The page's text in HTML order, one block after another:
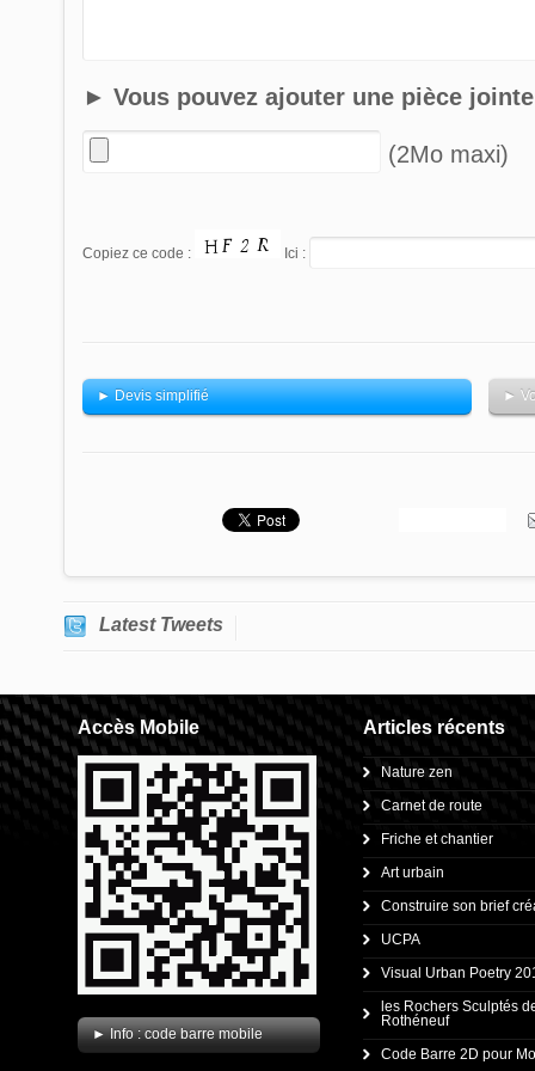
► Vous pouvez ajouter une pièce jointe
(2Mo maxi)
Copiez ce code : Ici :
► Devis simplifié ►
Latest Tweets
Accès Mobile
► Info : code barre mobile
Articles récents
Nature zen
Carnet de route
Friche et chantier
Art urbain
Construire son brief
UCPA
Visual Urban Poetry
les Rochers Sculptés
Rothéneuf
Code Barre 2D pour